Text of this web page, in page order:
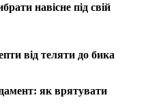
навісне під свій
від теляти до бика
як врятувати